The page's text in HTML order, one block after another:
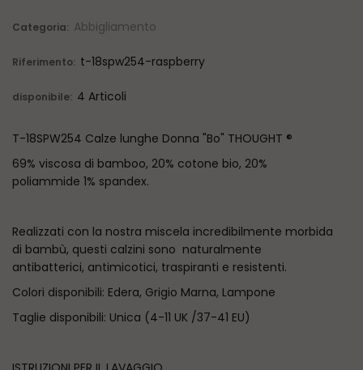
Categoria: Abbigliamento
Riferimento: t-18spw254-raspberry
disponibile: 4 Articoli
T-18SPW254 Calze lunghe Donna "Bo" THOUGHT ®
69% viscosa di bamboo, 20% cotone bio, 20%
poliammide 1% spandex.
Realizzati con la nostra miscela incredibilmente morbida
di bambù, questi calzini sono naturalmente
antibatterici, antimicotici, traspiranti e resistenti.
Colori disponibili: Edera, Grigio Marna, Lampone
Taglie disponibili: Unica (4-11 UK /37-41 EU)